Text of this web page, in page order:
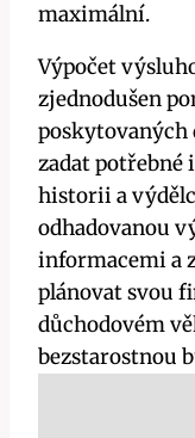
maximální.
Výpočet
zjednodušen
poskytovaných
zadat potřebné
historii a
odhadovanou
informacemi a
plánovat svou
důchodovém
bezstarostnou